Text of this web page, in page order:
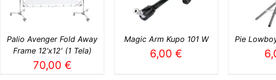
Palio Avenger Fold Away
Frame 12’x12′ (1 Tela)
70,00 €
Magic Arm Kupo 101 W
6,00€
Pie